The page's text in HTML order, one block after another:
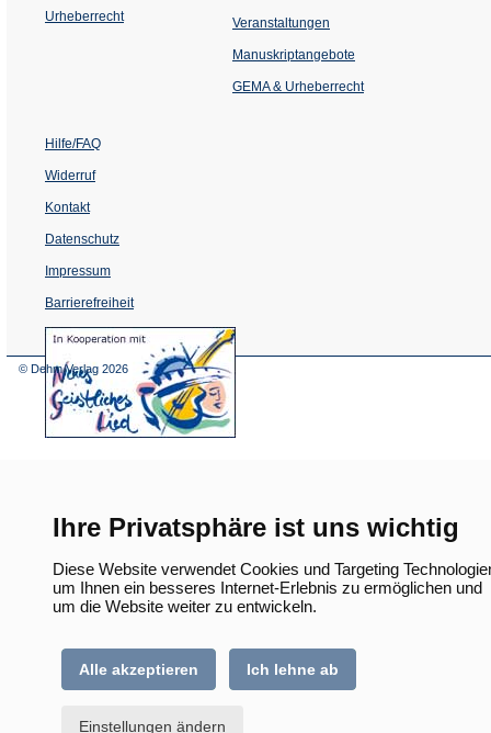
Ihre Privatsphäre ist uns wichtig
Diese Website verwendet Cookies und Targeting
um Ihnen ein besseres Internet-Erlebnis zu ermöglichen und
um die Website weiter zu entwickeln.
Alle akzeptieren Ich lehne ab
Einstellungen ändern
Urheberrecht Veranstaltungen
einem
Tab)
Manuskriptangebote
GEMA & Urheberrecht
Hilfe/FAQ
Widerruf
Kontakt
Datenschutz
Impressum
Barrierefreiheit
(Öffnet
in
© Dehm Verlag 2026